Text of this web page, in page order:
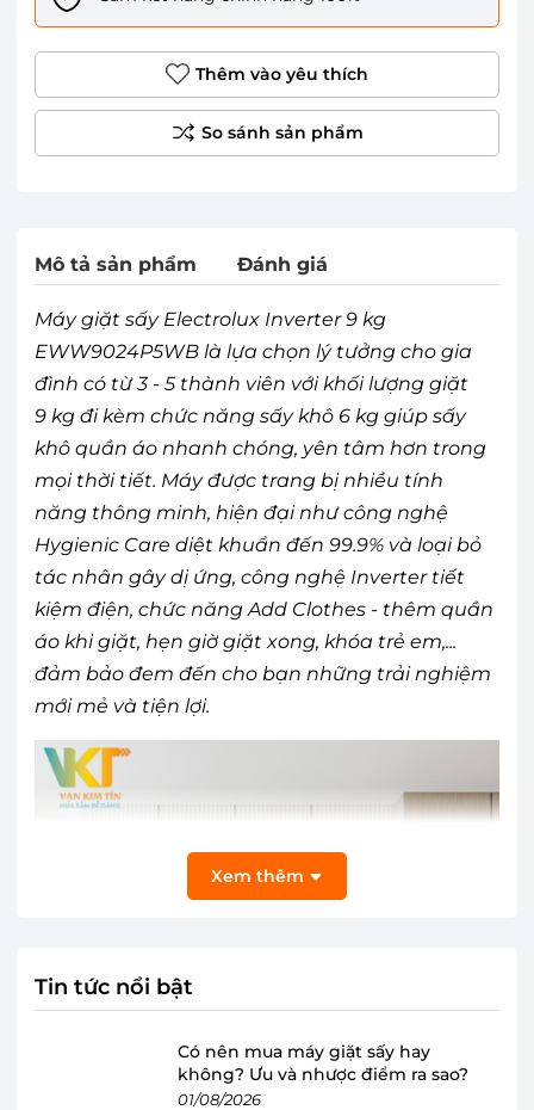
Thêm vào yêu thích
Mô tả sản phẩm Đánh giá
Máy giặt sấy Electrolux Inverter 9 kg
EWW9024P5WB là lựa chọn lý tưởng cho gia
đình có từ 3 - 5 thành viên với khối lượng giặt
9 kg đi kèm chức năng sấy khô 6 kg giúp sấy
khô quần áo nhanh chóng, yên tâm hơn trong
mọi thời tiết. Máy được trang bị nhiều tính
năng thông minh, hiện đại như công nghệ
Hygienic Care diệt khuẩn đến 99.9% và loại bỏ
tác nhân gây dị ứng, công nghệ Inverter tiết
kiệm điện, chức năng Add Clothes - thêm quần
áo khi giặt, hẹn giờ giặt xong, khóa trẻ em,...
đảm bảo đem đến cho bạn những trải nghiệm
mới mẻ và tiện lợi.
Xem thêm
Tin tức nổi bật
Có nên mua máy giặt sấy hay
không? Ưu và nhược điểm ra sao?
01/08/2026